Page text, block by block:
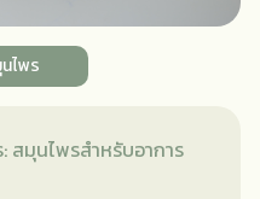
ไพร
มุนไพรสำหรับอาการ